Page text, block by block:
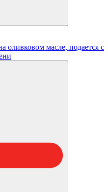
оливковом масле, подается с